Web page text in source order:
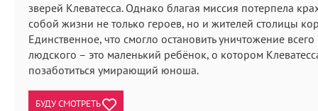
зверей Клеватесса. Однако благая миссия потерпела
собой жизни не только героев, но и жителей столицы
Единственное, что смогло остановить уничтожение
людского – это маленький ребёнок, о котором
позаботиться умирающий юноша.
БУДУ СМОТРЕТЬ